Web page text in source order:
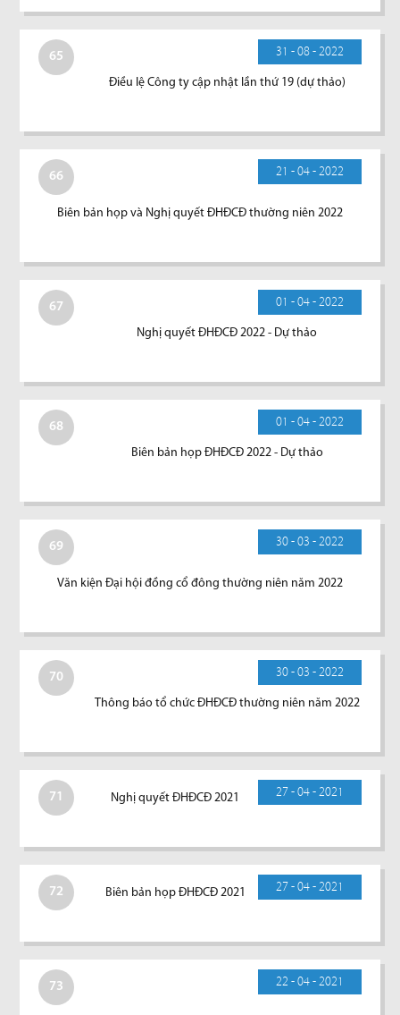
65 31 - 08 - 2022
Điều lệ Công ty cập nhật lần thứ 19 (dự thảo)
66 21 - 04 - 2022
Biên bản họp và Nghị quyết ĐHĐCĐ thường niên 2022
67 01 - 04 - 2022
Nghị quyết ĐHĐCĐ 2022 - Dự thảo
68 01 - 04 - 2022
Biên bản họp ĐHĐCĐ 2022 - Dự thảo
69 30 - 03 - 2022
Văn kiện Đại hội đồng cổ đông thường niên năm 2022
70 30 - 03 - 2022
Thông báo tổ chức ĐHĐCĐ thường niên năm 2022
71 27 - 04 - 2021
Nghị quyết ĐHĐCĐ 2021
72 27 - 04 - 2021
Biên bản họp ĐHĐCĐ 2021
73 22 - 04 - 2021